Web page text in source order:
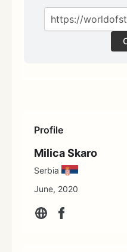
Profile
Milica Skaro
Serbia
June, 2020